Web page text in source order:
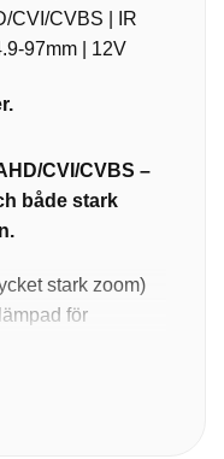
CVI/CVBS | IR
97mm | 12V
CVI/CVBS –
både stark
stark zoom)
för
med fin